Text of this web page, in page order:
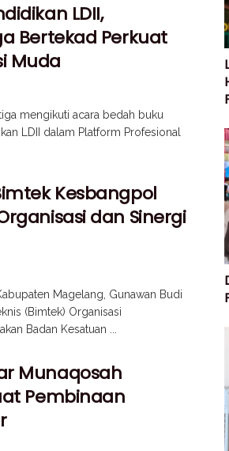
LDII,
Bertekad Perkuat
Muda
mengikuti acara bedah buku
LDII dalam Platform Profesional
Kesbangpol
dan Sinergi
Magelang, Gunawan Budi
(Bimtek) Organisasi
Badan Kesatuan ...
Munaqosah
Pembinaan